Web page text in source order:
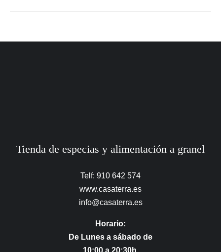
Tienda de especias y alimentación a granel
Telf: 910 642 574
www.casaterra.es
info@casaterra.es
Horario:
De Lunes a sábado de